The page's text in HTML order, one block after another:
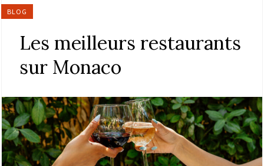
BLOG
Les meilleurs restaurants
sur Monaco